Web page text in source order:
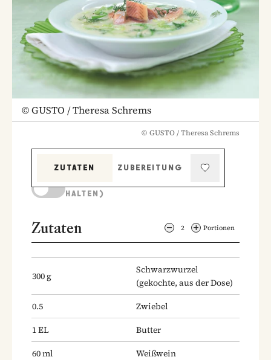
©GUSTO / Theresa Schrems
© GUSTO / Theresa Schrems
ZUTATEN
ZUBEREITUNG
HALTEN)
Zutaten 2 Portionen
300g
Schwarzwurzel
(gekochte, aus der Dose)
0.5
Zwiebel
1EL
Butter
60ml
Weißwein